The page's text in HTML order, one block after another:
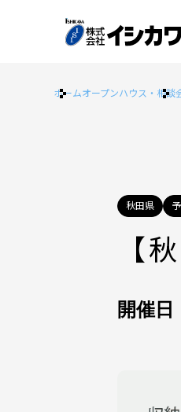
ホームオープンハウス・相談
秋田県
【
開催日